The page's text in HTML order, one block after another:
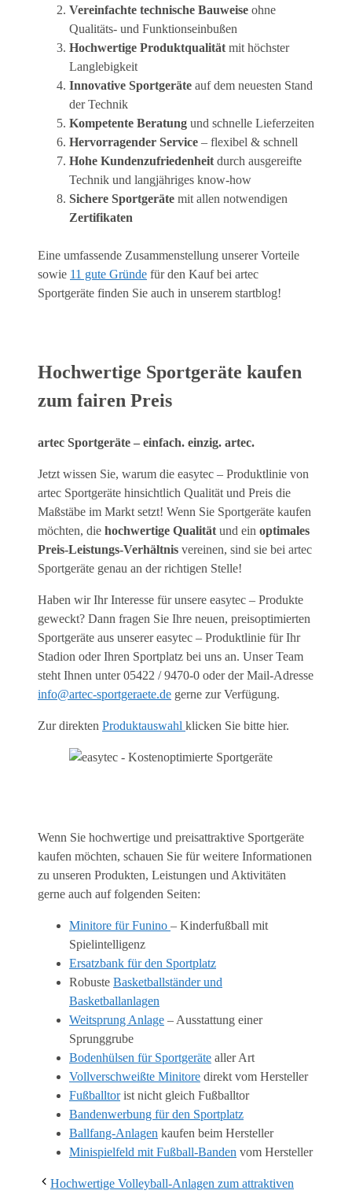
Vereinfachte technische Bauweise ohne
Qualitäts- und Funktionseinbußen
Hochwertige Produktqualität mit höchster
Langlebigkeit
Innovative Sportgeräte auf dem neuesten Stand
der Technik
Kompetente Beratung und schnelle Lieferzeiten
Hervorragender Service – flexibel & schnell
Hohe Kundenzufriedenheit durch ausgereifte
Technik und langjähriges know-how
Sichere Sportgeräte mit allen notwendigen
Zertifikaten
Eine umfassende Zusammenstellung unserer Vorteile
sowie 11 gute Gründe für den Kauf bei artec
Sportgeräte finden Sie auch in unserem startblog!
Hochwertige Sportgeräte kaufen
zum fairen Preis
artec Sportgeräte – einfach. einzig. artec.
Jetzt wissen Sie, warum die easytec – Produktlinie von
artec Sportgeräte hinsichtlich Qualität und Preis die
Maßstäbe im Markt setzt! Wenn Sie Sportgeräte kaufen
möchten, die hochwertige Qualität und ein optimales
Preis-Leistungs-Verhältnis vereinen, sind sie bei artec
Sportgeräte genau an der richtigen Stelle!
Haben wir Ihr Interesse für unsere easytec – Produkte
geweckt? Dann fragen Sie Ihre neuen, preisoptimierten
Sportgeräte aus unserer easytec – Produktlinie für Ihr
Stadion oder Ihren Sportplatz bei uns an. Unser Team
steht Ihnen unter 05422 / 9470-0 oder der Mail-Adresse
info@artec-sportgeraete.de gerne zur Verfügung.
Zur direkten Produktauswahl klicken Sie bitte hier.
Wenn Sie hochwertige und preisattraktive Sportgeräte
kaufen möchten, schauen Sie für weitere Informationen
zu unseren Produkten, Leistungen und Aktivitäten
gerne auch auf folgenden Seiten:
Minitore für Funino – Kinderfußball mit
Spielintelligenz
Ersatzbank für den Sportplatz
Robuste Basketballständer und
Basketballanlagen
Weitsprung Anlage – Ausstattung einer
Sprunggrube
Bodenhülsen für Sportgeräte aller Art
Vollverschweißte Minitore direkt vom Hersteller
Fußballtorist nicht gleich Fußballtor
Bandenwerbung für den Sportplatz
Ballfang-Anlagen kaufen beim Hersteller
Minispielfeld mit Fußball-Banden vom Hersteller
Hochwertige Volleyball-Anlagen zum attraktiven